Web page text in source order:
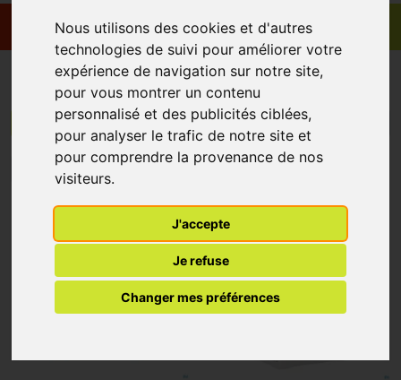
Nous utilisons des cookies et d'autres
technologies de suivi pour améliorer votre
expérience de navigation sur notre site,
pour vous montrer un contenu
personnalisé et des publicités ciblées,
pour analyser le trafic de notre site et
pour comprendre la provenance de nos
visiteurs.
J'accepte
Je refuse
Changer mes préférences
Promos Produits
Difrax
Menu/Filtres
14